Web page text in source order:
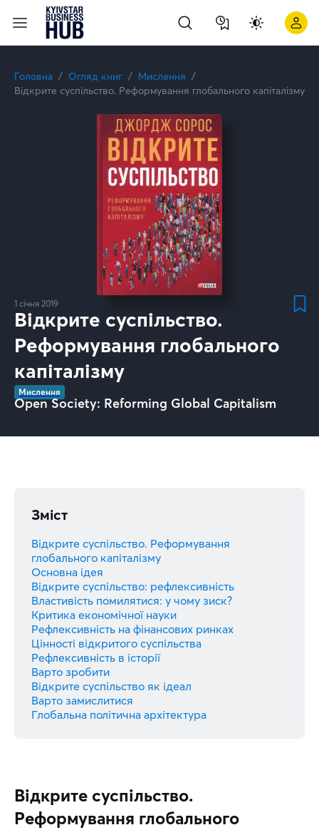
Головна Огляд книг
Мислення
Відкрите суспільство. Реформування глобального капіталізму
1 січня 2019
Відкрите суспільство.
Реформування глобального
капіталізму
Мислення
Open Society: Reforming Global Capitalism
Зміст
Відкрите суспільство. Реформування
глобального капіталізму
Основна ідея
Відкрите суспільство: рефлексивність
Властивість помилятися: у чому зиск?
Критика економічної науки
Рефлексивність на фінансових ринках
Цінності відкритого суспільства
Рефлексивність в історії
Варто зробити
Відкрите суспільство як ідеал
Варто замислитися
Глобальна політична архітектура
Відкрите суспільство.
Реформування глобального